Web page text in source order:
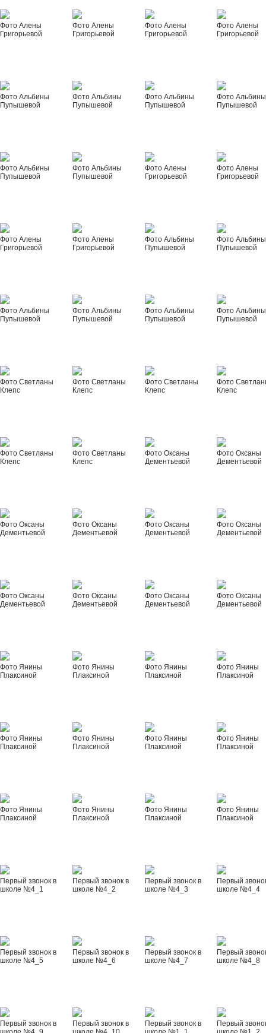
Фото Алены
Григорьевой
Фото Алены
Григорьевой
Фото Алены
Григорьевой
Фото Алены
Григорьевой
Фото Альбины
Пупышевой
Фото Альбины
Пупышевой
Фото Альбины
Пупышевой
Фото Альбины
Пупышевой
Фото Альбины
Пупышевой
Фото Альбины
Пупышевой
Фото Алены
Григорьевой
Фото Алены
Григорьевой
Фото Алены
Григорьевой
Фото Алены
Григорьевой
Фото Альбины
Пупышевой
Фото Альбины
Пупышевой
Фото Альбины
Пупышевой
Фото Альбины
Пупышевой
Фото Альбины
Пупышевой
Фото Альбины
Пупышевой
Фото Светланы
Клепс
Фото Светланы
Клепс
Фото Светланы
Клепс
Фото
Клепс
Фото Светланы
Клепс
Фото Светланы
Клепс
Фото Оксаны
Дементьевой
Фото Оксаны
Дементьевой
Фото Оксаны
Дементьевой
Фото Оксаны
Дементьевой
Фото Оксаны
Дементьевой
Фото Оксаны
Дементьевой
Фото Оксаны
Дементьевой
Фото Оксаны
Дементьевой
Фото Оксаны
Дементьевой
Фото Оксаны
Дементьевой
Фото Янины
Плаксиной
Фото Янины
Плаксиной
Фото Янины
Плаксиной
Фото Янины
Плаксиной
Фото Янины
Плаксиной
Фото Янины
Плаксиной
Фото Янины
Плаксиной
Фото Янины
Плаксиной
Фото Янины
Плаксиной
Фото Янины
Плаксиной
Фото Янины
Плаксиной
Фото Янины
Плаксиной
Первый звонок в
школе №4_1
Первый звонок в
школе №4_2
Первый звонок в
школе №4_3
Первый
школе №4_4
Первый звонок в
школе №4_5
Первый звонок в
школе №4_6
Первый звонок в
школе №4_7
Первый
школе №4_8
Первый звонок в
Первый звонок в
Первый звонок в
Первый